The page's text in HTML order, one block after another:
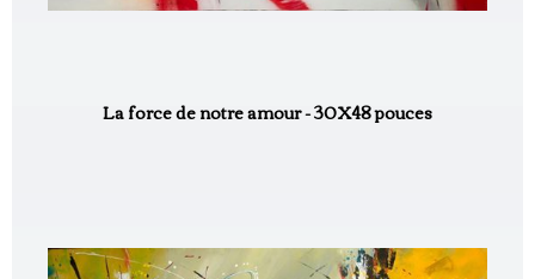
La force de notre amour - 30X48 pouces